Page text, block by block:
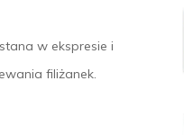
w ekspresie i
filiżanek.